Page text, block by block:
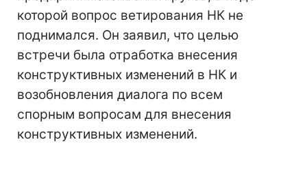
которой вопрос ветирования НК не
поднимался. Он заявил, что целью
встречи была отработка внесения
конструктивных изменений в НК и
возобновления диалога по всем
спорным вопросам для внесения
конструктивных изменений.